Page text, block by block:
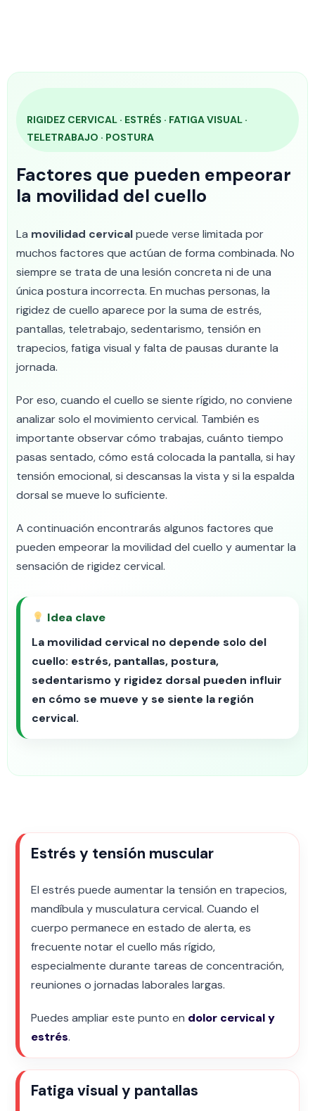
RIGIDEZ CERVICAL · ESTRÉS · FATIGA VISUAL ·
TELETRABAJO · POSTURA
Factores que pueden empeorar
la movilidad del cuello
La movilidad cervicalpuede verse limitada por
muchos factores que actúan de forma combinada. No
siempre se trata de una lesión concreta ni de una
única postura incorrecta. En muchas personas, la
rigidez de cuello aparece por la suma de estrés,
pantallas, teletrabajo, sedentarismo, tensión en
trapecios, fatiga visual y falta de pausas durante la
jornada.
Por eso, cuando el cuello se siente rígido, no conviene
analizar solo el movimiento cervical. También es
importante observar cómo trabajas, cuánto tiempo
pasas sentado, cómo está colocada la pantalla, si hay
tensión emocional, si descansas la vista y si la espalda
dorsal se mueve lo suficiente.
A continuación encontrarás algunos factores que
pueden empeorar la movilidad del cuello y aumentar la
sensación de rigidez cervical.
Idea clave
La movilidad cervical no depende solo del
cuello: estrés, pantallas, postura,
sedentarismo y rigidez dorsal pueden influir
en cómo se mueve y se siente la región
cervical.
Estrés y tensión muscular
El estrés puede aumentar la tensión en trapecios,
mandíbula y musculatura cervical. Cuando el
cuerpo permanece en estado de alerta, es
frecuente notar el cuello más rígido,
especialmente durante tareas de concentración,
reuniones o jornadas laborales largas.
Puedes ampliar este punto en dolor cervical y
estrés.
Fatiga visual y pantallas